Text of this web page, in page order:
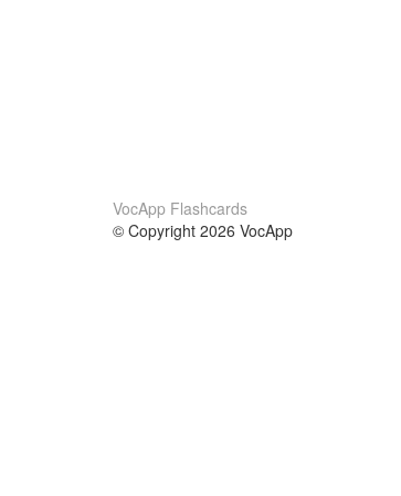
VocApp Flashcards
© Copyright 2026 VocApp